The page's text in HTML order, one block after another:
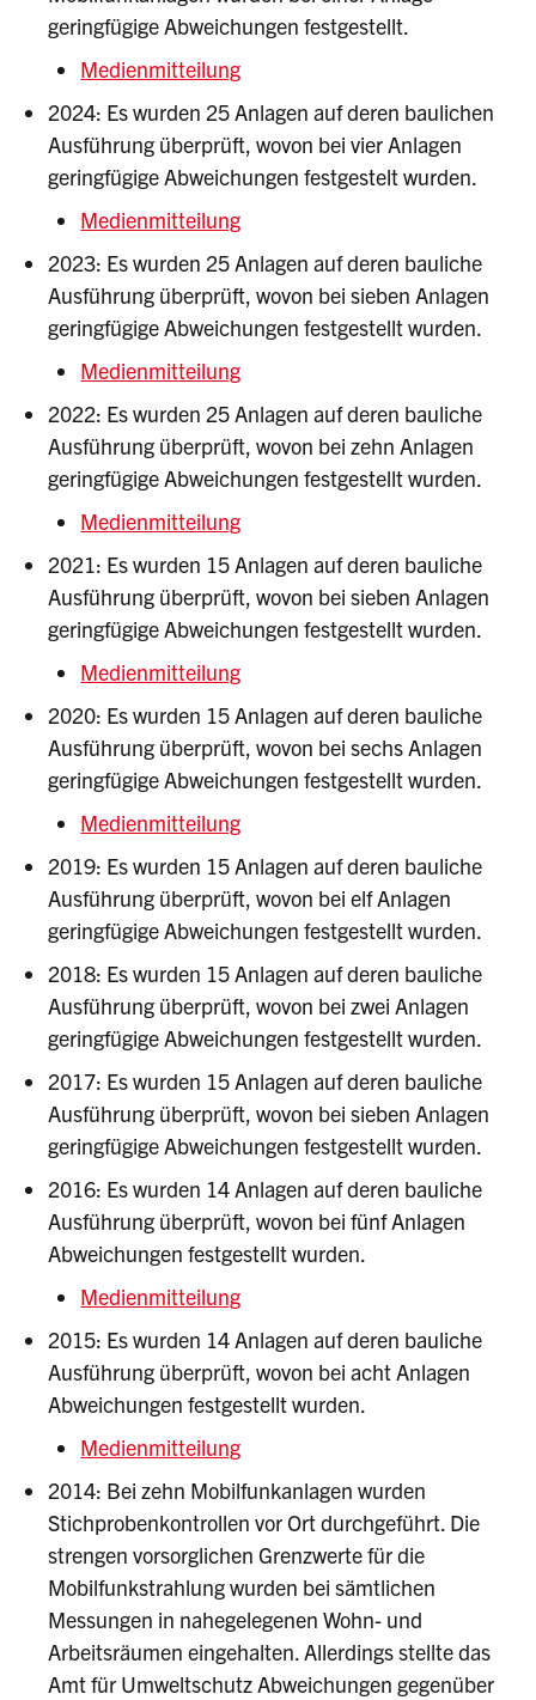
geringfügige Abweichungen festgestellt.
Medienmitteilung
2024: Es wurden 25 Anlagen auf deren baulichen
Ausführung überprüft, wovon bei vier Anlagen
geringfügige Abweichungen festgestelt wurden.
Medienmitteilung
2023: Es wurden 25 Anlagen auf deren bauliche
Ausführung überprüft, wovon bei sieben Anlagen
geringfügige Abweichungen festgestellt wurden.
Medienmitteilung
2022: Es wurden 25 Anlagen auf deren bauliche
Ausführung überprüft, wovon bei zehn Anlagen
geringfügige Abweichungen festgestellt wurden.
Medienmitteilung
2021: Es wurden 15 Anlagen auf deren bauliche
Ausführung überprüft, wovon bei sieben Anlagen
geringfügige Abweichungen festgestellt wurden.
Medienmitteilung
2020: Es wurden 15 Anlagen auf deren bauliche
Ausführung überprüft, wovon bei sechs Anlagen
geringfügige Abweichungen festgestellt wurden.
Medienmitteilung
2019: Es wurden 15 Anlagen auf deren bauliche
Ausführung überprüft, wovon bei elf Anlagen
geringfügige Abweichungen festgestellt wurden.
2018: Es wurden 15 Anlagen auf deren bauliche
Ausführung überprüft, wovon bei zwei Anlagen
geringfügige Abweichungen festgestellt wurden.
2017: Es wurden 15 Anlagen auf deren bauliche
Ausführung überprüft, wovon bei sieben Anlagen
geringfügige Abweichungen festgestellt wurden.
2016: Es wurden 14 Anlagen auf deren bauliche
Ausführung überprüft, wovon bei fünf Anlagen
Abweichungen festgestellt wurden.
Medienmitteilung
2015: Es wurden 14 Anlagen auf deren bauliche
Ausführung überprüft, wovon bei acht Anlagen
Abweichungen festgestellt wurden.
Medienmitteilung
2014: Bei zehn Mobilfunkanlagen wurden
Stichprobenkontrollen vor Ort durchgeführt. Die
strengen vorsorglichen Grenzwerte für die
Mobilfunkstrahlung wurden bei sämtlichen
Messungen in nahegelegenen Wohn- und
Arbeitsräumen eingehalten. Allerdings stellte das
Amt für Umweltschutz Abweichungen gegenüber